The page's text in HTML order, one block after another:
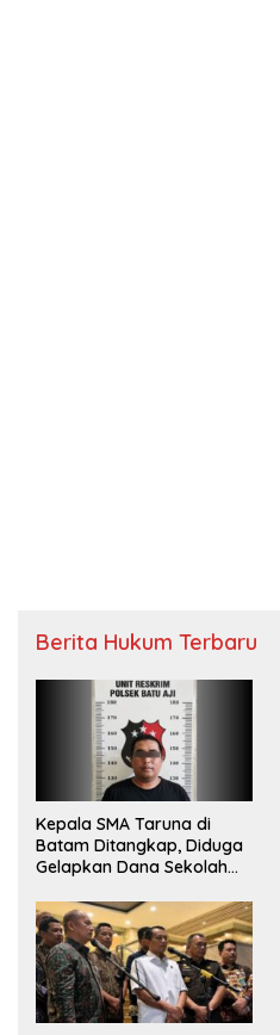
Berita Hukum Terbaru
Kepala SMA Taruna di
Batam Ditangkap, Diduga
Gelapkan Dana Sekolah